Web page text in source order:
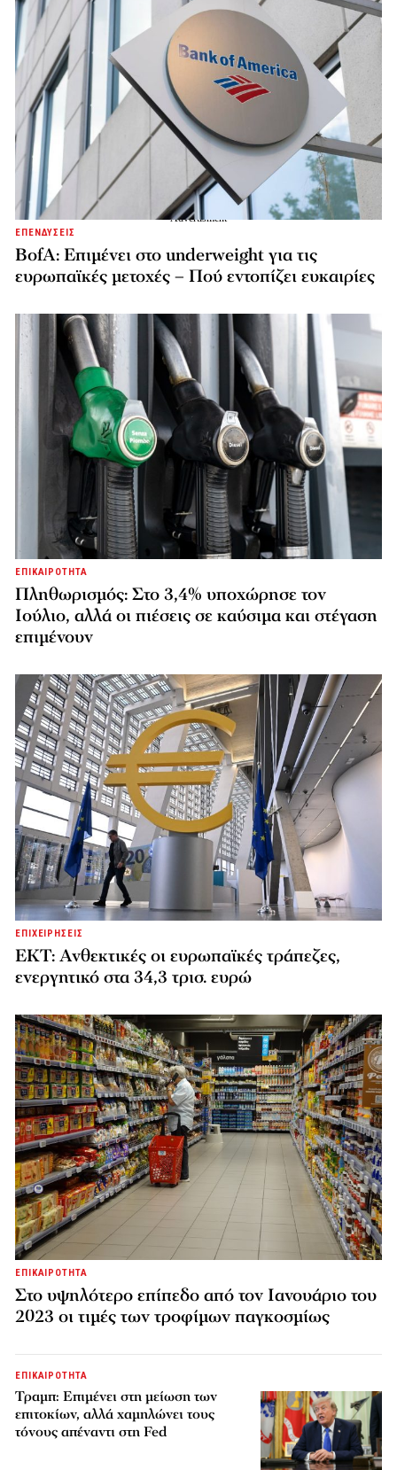
ΕΠΕΝΔΥΣΕΙΣ
BofA: Επιμένει στο underweight για τις
ευρωπαϊκές μετοχές – Πού εντοπίζει ευκαιρίες
ΕΠΙΚΑΙΡΟΤΗΤΑ
Πληθωρισμός: Στο 3,4% υποχώρησε τον
Ιούλιο, αλλά οι πιέσεις σε καύσιμα και στέγαση
επιμένουν
ΕΠΙΧΕΙΡΗΣΕΙΣ
ΕΚΤ: Ανθεκτικές οι ευρωπαϊκές τράπεζες,
ενεργητικό στα 34,3 τρισ. ευρώ
ΕΠΙΚΑΙΡΟΤΗΤΑ
Στο υψηλότερο επίπεδο από τον Ιανουάριο του
2023 οι τιμές των τροφίμων παγκοσμίως
ΕΠΙΚΑΙΡΟΤΗΤΑ
Τραμπ: Επιμένει στη μείωση των
επιτοκίων, αλλά χαμηλώνει τους
τόνους απέναντι στη Fed